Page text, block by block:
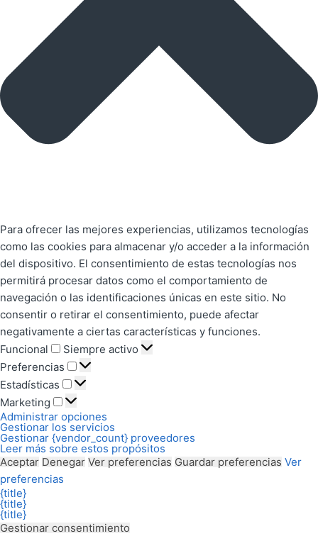
Para ofrecer las mejores experiencias, utilizamos tecnologías
como las cookies para almacenar y/o acceder a la información
del dispositivo. El consentimiento de estas tecnologías nos
permitirá procesar datos como el comportamiento de
navegación o las identificaciones únicas en este sitio. No
consentir o retirar el consentimiento, puede afectar
negativamente a ciertas características y funciones.
Funcional
Siempre activo
Preferencias
Estadísticas
Marketing
Administrar opciones
Gestionar los servicios
Gestionar {vendor_count} proveedores
Leer más sobre estos propósitos
Aceptar Denegar Ver preferencias Guardar preferencias Ver
preferencias
{title}
{title}
{title}
Gestionar consentimiento